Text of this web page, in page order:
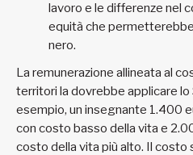
lavoro e le differenze nel
equità che
nero.
La remunerazione allineata al
territori la dovrebbe applicare
esempio, un insegnante 1.400
con costo basso della vita e
costo della vita più alto. Il costo